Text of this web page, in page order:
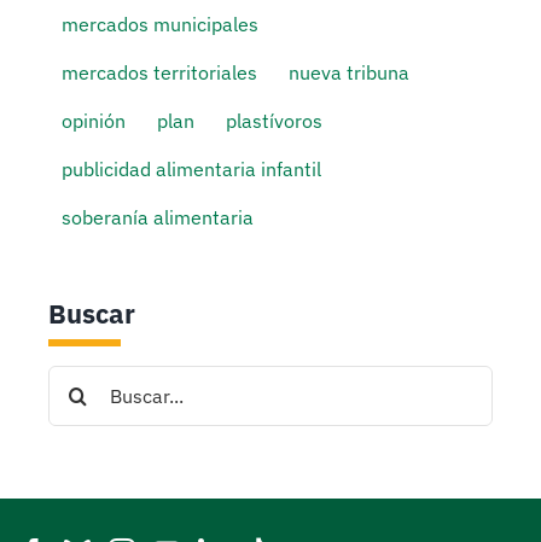
mercados municipales
mercados territoriales
nueva tribuna
opinión
plan
plastívoros
publicidad alimentaria infantil
soberanía alimentaria
Buscar
Search
for: